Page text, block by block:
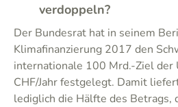
verdoppeln?
Der Bundesrat hat in seinem
Klimafinanzierung 2017 den
internationale 100 Mrd.-Ziel
CHF/Jahr festgelegt. Damit
lediglich die Hälfte des Betrags,